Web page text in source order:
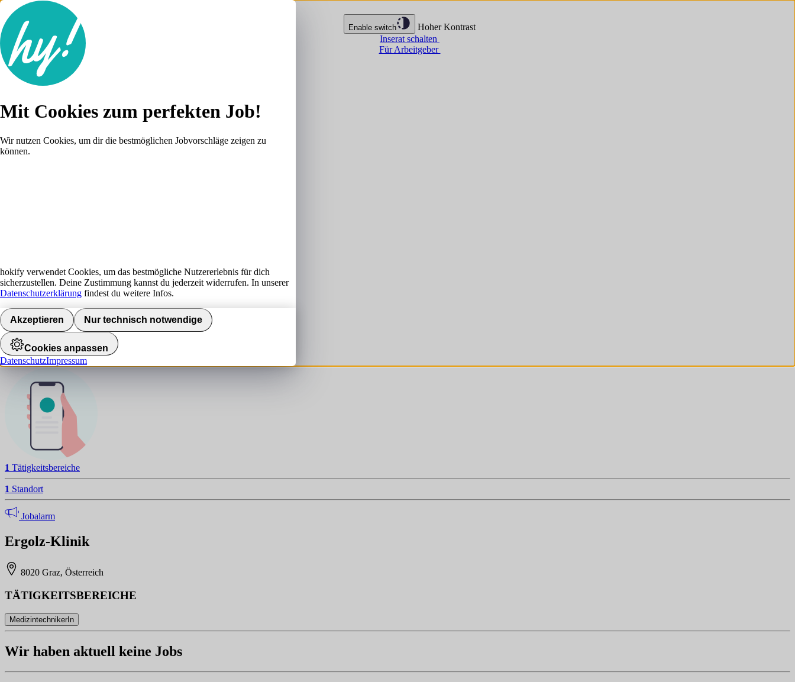
Enable switch
Hoher Kontrast
Inserat schalten
Für Arbeitgeber
Lebenslauf
Karriere-Tipps
E
NAVIGATION
Jobalarm aktivieren
1 Tätigkeitsbereiche
1 Standort
Jobalarm
Ergolz-Klinik
8020 Graz, Österreich
TÄTIGKEITSBEREICHE
MedizintechnikerIn
Wir haben aktuell keine Jobs
Mit Cookies zum perfekten Job!
Wir nutzen Cookies, um dir die bestmöglichen Jobvorschläge zeigen zu
können.
hokify verwendet Cookies, um das bestmögliche Nutzererlebnis für dich
sicherzustellen. Deine Zustimmung kannst du jederzeit widerrufen. In unserer
Datenschutzerklärung findest du weitere Infos.
Akzeptieren Nur technisch notwendige
Cookies anpassen
DatenschutzImpressum